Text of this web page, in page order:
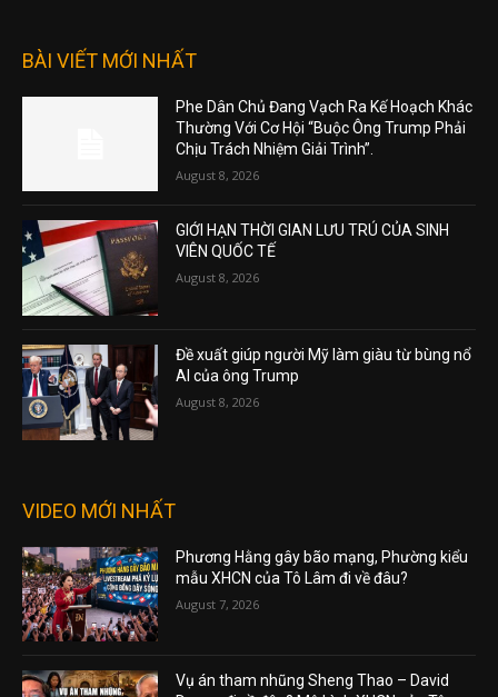
BÀI VIẾT MỚI NHẤT
Phe Dân Chủ Đang Vạch Ra Kế Hoạch Khác
Thường Với Cơ Hội “Buộc Ông Trump Phải
Chịu Trách Nhiệm Giải Trình”.
August 8, 2026
GIỚI HẠN THỜI GIAN LƯU TRÚ CỦA SINH
VIÊN QUỐC TẾ
August 8, 2026
Đề xuất giúp người Mỹ làm giàu từ bùng nổ
AI của ông Trump
August 8, 2026
VIDEO MỚI NHẤT
Phương Hằng gây bão mạng, Phường kiểu
mẫu XHCN của Tô Lâm đi về đâu?
August 7, 2026
Vụ án tham nhũng Sheng Thao – David